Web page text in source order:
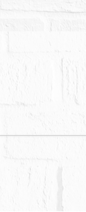
畫)，請投
件)之修訂
益，請投標
建，其價值
有權登記
移轉證書取